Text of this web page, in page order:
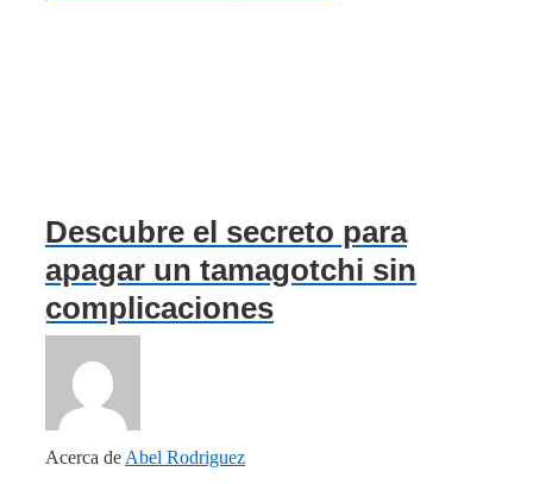
Descubre el secreto para
apagar un tamagotchi sin
complicaciones
Acerca de Abel Rodriguez